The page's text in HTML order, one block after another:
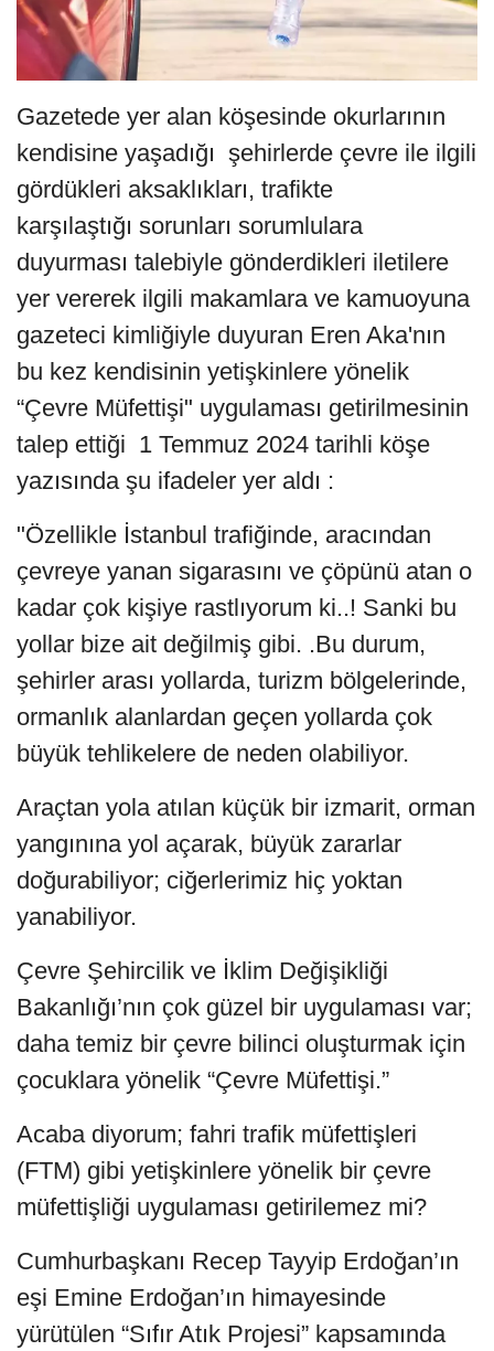
Gazetede yer alan köşesinde okurlarının
kendisine yaşadığı şehirlerde çevre ile ilgili
gördükleri aksaklıkları, trafikte
karşılaştığı sorunları sorumlulara
duyurması talebiyle gönderdikleri iletilere
yer vererek ilgili makamlara ve kamuoyuna
gazeteci kimliğiyle duyuran Eren Aka'nın
bu kez kendisinin yetişkinlere yönelik
“Çevre Müfettişi" uygulaması getirilmesinin
talep ettiği 1 Temmuz 2024 tarihli köşe
yazısında şu ifadeler yer aldı :
"Özellikle İstanbul trafiğinde, aracından
çevreye yanan sigarasını ve çöpünü atan o
kadar çok kişiye rastlıyorum ki..! Sanki bu
yollar bize ait değilmiş gibi. .Bu durum,
şehirler arası yollarda, turizm bölgelerinde,
ormanlık alanlardan geçen yollarda çok
büyük tehlikelere de neden olabiliyor.
Araçtan yola atılan küçük bir izmarit, orman
yangınına yol açarak, büyük zararlar
doğurabiliyor; ciğerlerimiz hiç yoktan
yanabiliyor.
Çevre Şehircilik ve İklim Değişikliği
Bakanlığı’nın çok güzel bir uygulaması var;
daha temiz bir çevre bilinci oluşturmak için
çocuklara yönelik “Çevre Müfettişi.”
Acaba diyorum; fahri trafik müfettişleri
(FTM) gibi yetişkinlere yönelik bir çevre
müfettişliği uygulaması getirilemez mi?
Cumhurbaşkanı Recep Tayyip Erdoğan’ın
eşi Emine Erdoğan’ın himayesinde
yürütülen “Sıfır Atık Projesi” kapsamında